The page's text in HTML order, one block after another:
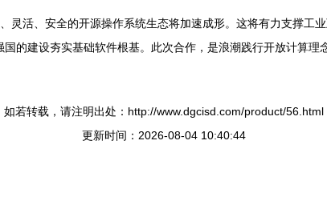
灵活、安全的开源操作系统生态将加速成形。这将有力支撑工
的建设夯实基础软件根基。此次合作，是浪潮践行开放计算
如若转载，请注明出处：http://www.dgcisd.com/product/56.html
更新时间：2026-08-04 10:40:44